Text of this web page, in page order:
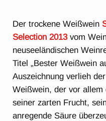
Der trockene Weißwein
Selection 2013vom
neuseeländischen
Titel „Bester Weißwein
Auszeichnung verlieh
Weißwein, der vor allem
seiner zarten Frucht,
anregende Säure